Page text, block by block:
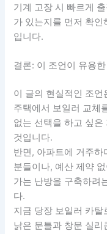
기계 고장 시 빠르게
가 있는지를 먼저 확
입니다.
결론: 이 조언이 유용
이 글의 현실적인 조
주택에서 보일러 교체
없는 선택을 하고 싶
것입니다.
반면, 아파트에 거주
분들이나, 예산 제약
가는 난방을 구축하려
다.
지금 당장 보일러 카
낡은 문틀과 창문 실